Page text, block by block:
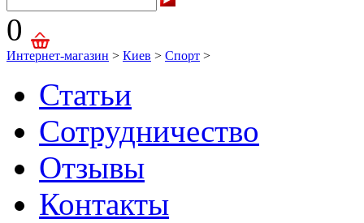
0
Интернет-магазин > Киев > Спорт >
Статьи
Сотрудничество
Отзывы
Контакты